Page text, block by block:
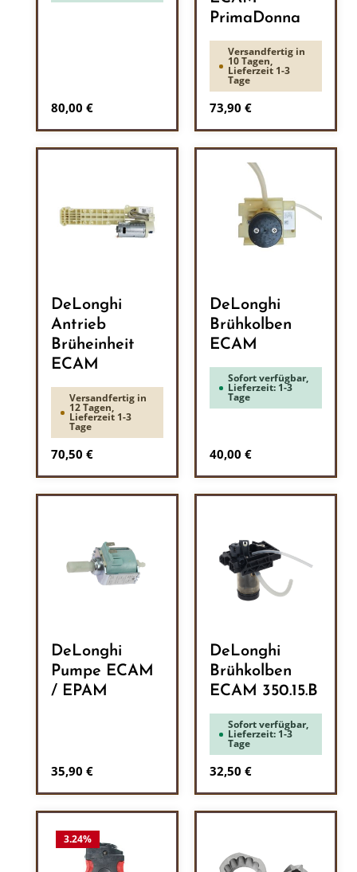
Regulärer Preis:
80,00 €
PrimaDonna
Versandfertig in
10 Tagen,
Lieferzeit 1-3
Tage
Regulärer Preis:
73,90 €
DeLonghi
Antrieb
Brüheinheit
ECAM
Versandfertig in
12 Tagen,
Lieferzeit 1-3
Tage
Regulärer Preis:
70,50 €
DeLonghi
Brühkolben
ECAM
Sofort verfügbar,
Lieferzeit: 1-3
Tage
Regulärer Preis:
40,00 €
DeLonghi
Pumpe ECAM
/ EPAM
Regulärer Preis:
35,90 €
DeLonghi
Brühkolben
ECAM 350.15.B
Sofort verfügbar,
Lieferzeit: 1-3
Tage
Regulärer Preis:
32,50 €
3.24%